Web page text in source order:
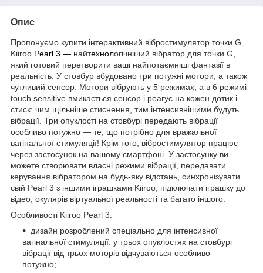
Опис
Пропонуємо купити інтерактивний вібростимулятор точки G
Kiiroo Pearl 3 — найтехнологічніший вібратор для точки G,
який готовий перетворити ваші найпотаємніші фантазії в
реальність. У стовбур вбудовано три потужні мотори, а також
чутливий сенсор. Мотори вібрують у 5 режимах, а в 6 режимі
touch sensitive вмикається сенсор і реагує на кожен дотик і
стиск: чим щільніше стиснення, тим інтенсивнішими будуть
вібрації. Три опуклості на стовбурі передають вібрації
особливо потужно — те, що потрібно для вражальної
вагінальної стимуляції! Крім того, вібростимулятор працює
через застосунок на вашому смартфоні. У застосунку ви
можете створювати власні режими вібрації, передавати
керування вібратором на будь-яку відстань, синхронізувати
свій Pearl 3 з іншими іграшками Kiiroo, підключати іграшку до
відео, окулярів віртуальної реальності та багато іншого.
Особливості Kiiroo Pearl 3:
дизайн розроблений спеціально для інтенсивної
вагінальної стимуляції: у трьох опуклостях на стовбурі
вібрації від трьох моторів відчуваються особливо
потужно;